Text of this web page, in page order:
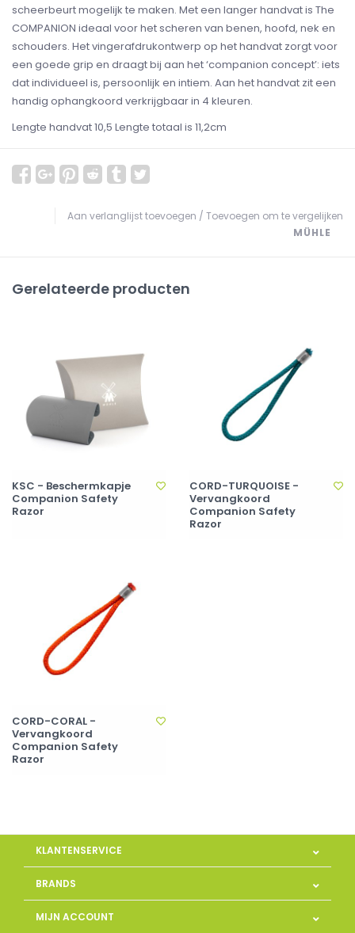
scheerbeurt mogelijk te maken. Met een langer handvat is The
COMPANION ideaal voor het scheren van benen, hoofd, nek en
schouders. Het vingerafdrukontwerp op het handvat zorgt voor
een goede grip en draagt bij aan het ‘companion concept’: iets
dat individueel is, persoonlijk en intiem. Aan het handvat zit een
handig ophangkoord verkrijgbaar in 4 kleuren.
Lengte handvat 10,5 Lengte totaal is 11,2cm
Aan verlanglijst toevoegen / Toevoegen om te vergelijken
MÜHLE
Gerelateerde producten
KSC - Beschermkapje
Companion Safety
Razor
CORD-TURQUOISE -
Vervangkoord
Companion Safety
Razor
CORD-CORAL -
Vervangkoord
Companion Safety
Razor
KLANTENSERVICE
BRANDS
MIJN ACCOUNT